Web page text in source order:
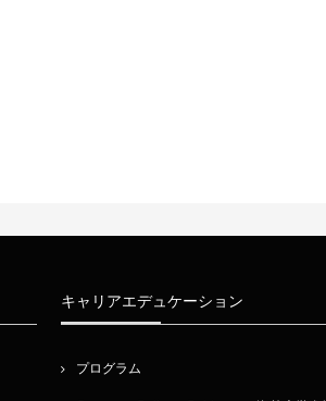
キャリアエデュケーション
プログラム